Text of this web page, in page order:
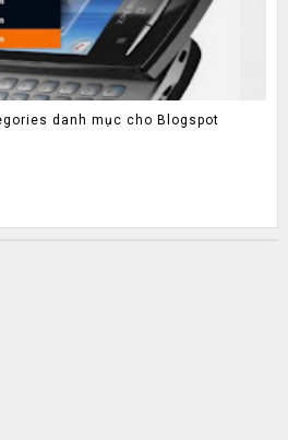
danh mục cho Blogspot